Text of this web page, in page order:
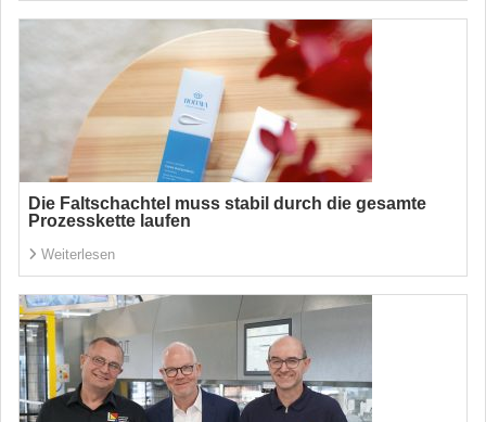
Die Faltschachtel muss stabil durch die gesamte
Prozesskette laufen
Weiterlesen